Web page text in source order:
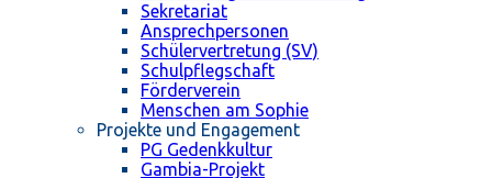
Sekretariat
Ansprechpersonen
Schülervertretung (SV)
Schulpflegschaft
Förderverein
Menschen am Sophie
Projekte und Engagement
PG Gedenkkultur
Gambia-Projekt